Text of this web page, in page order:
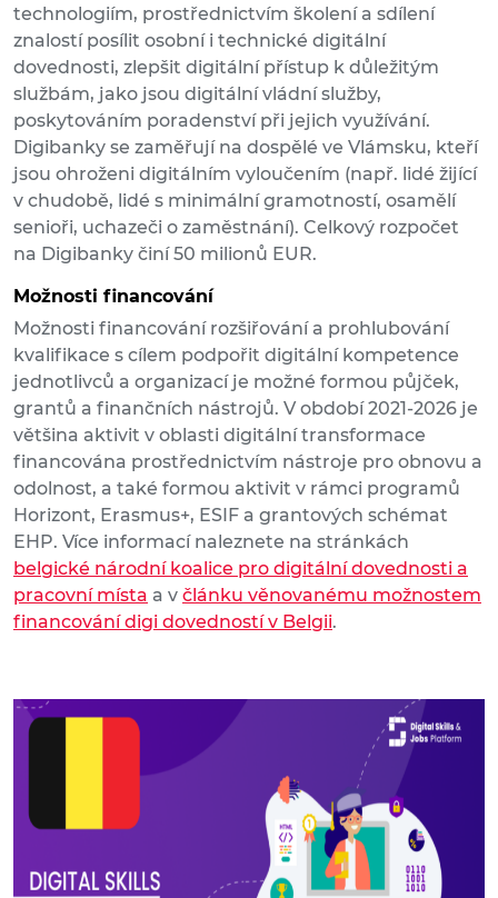
technologiím, prostřednictvím školení a sdílení
znalostí posílit osobní i technické digitální
dovednosti, zlepšit digitální přístup k důležitým
službám, jako jsou digitální vládní služby,
poskytováním poradenství při jejich využívání.
Digibanky se zaměřují na dospělé ve Vlámsku, kteří
jsou ohroženi digitálním vyloučením (např. lidé žijící
v chudobě, lidé s minimální gramotností, osamělí
senioři, uchazeči o zaměstnání). Celkový rozpočet
na Digibanky činí 50 milionů EUR.
Možnosti financování
Možnosti financování rozšiřování a prohlubování
kvalifikace s cílem podpořit digitální kompetence
jednotlivců a organizací je možné formou půjček,
grantů a finančních nástrojů. V období 2021-2026 je
většina aktivit v oblasti digitální transformace
financována prostřednictvím nástroje pro obnovu a
odolnost, a také formou aktivit v rámci programů
Horizont, Erasmus+, ESIF a grantových schémat
EHP. Více informací naleznete na stránkách
belgické národní koalice pro digitální dovednosti a
pracovní místa a v článku věnovanému možnostem
financování digi dovedností v Belgii.